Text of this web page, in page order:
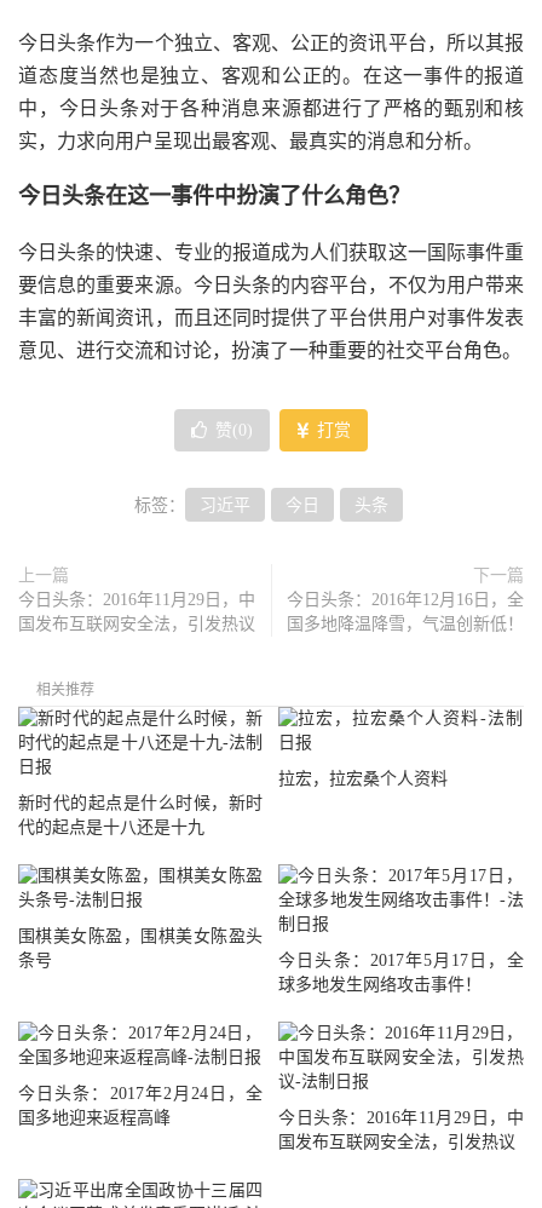
今日头条作为一个独立、客观、公正的资讯平台，所以其报
道态度当然也是独立、客观和公正的。在这一事件的报道
中，今日头条对于各种消息来源都进行了严格的甄别和核
实，力求向用户呈现出最客观、最真实的消息和分析。
今日头条在这一事件中扮演了什么角色？
今日头条的快速、专业的报道成为人们获取这一国际事件重
要信息的重要来源。今日头条的内容平台，不仅为用户带来
丰富的新闻资讯，而且还同时提供了平台供用户对事件发表
意见、进行交流和讨论，扮演了一种重要的社交平台角色。
赞( 0 ) 打赏
标签： 习近平 今日 头条
上一篇
今日头条：2016年11月29日，中
国发布互联网安全法，引发热议
下一篇
今日头条：2016年12月16日，全
国多地降温降雪，气温创新低！
相关推荐
新时代的起点是什么时候，新时
代的起点是十八还是十九
拉宏，拉宏桑个人资料
围棋美女陈盈，围棋美女陈盈头
条号
今日头条：2017年5月17日，全
球多地发生网络攻击事件！
今日头条：2017年2月24日，全
国多地迎来返程高峰
今日头条：2016年11月29日，中
国发布互联网安全法，引发热议